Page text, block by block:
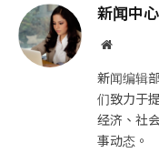
新闻中心
网
新闻编辑
们致力于
经济、社
事动态。